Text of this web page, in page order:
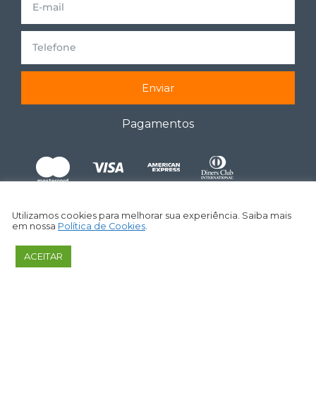
Enviar
Pagamentos
Utilizamos cookies para melhorar sua experiência. Saiba mais
em nossa Política de Cookies
ACEITAR